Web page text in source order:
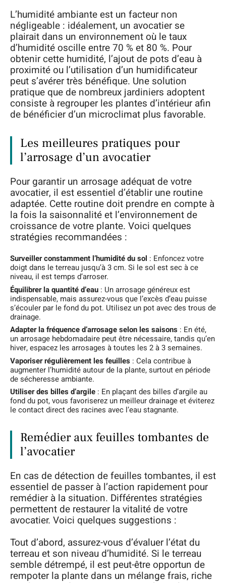
L’humidité ambiante est un facteur non
négligeable : idéalement, un avocatier se
plairait dans un environnement où le taux
d’humidité oscille entre 70 % et 80 %. Pour
obtenir cette humidité, l’ajout de pots d’eau à
proximité ou l’utilisation d’un humidificateur
peut s’avérer très bénéfique. Une solution
pratique que de nombreux jardiniers adoptent
consiste à regrouper les plantes d’intérieur afin
de bénéficier d’un microclimat plus favorable.
Les meilleures pratiques pour
l’arrosage d’un avocatier
Pour garantir un arrosage adéquat de votre
avocatier, il est essentiel d’établir une routine
adaptée. Cette routine doit prendre en compte à
la fois la saisonnalité et l’environnement de
croissance de votre plante. Voici quelques
stratégies recommandées :
Surveiller constamment l’humidité du sol : Enfoncez votre
doigt dans le terreau jusqu’à 3 cm. Si le sol est sec à ce
niveau, il est temps d’arroser.
Équilibrer la quantité d’eau : Un arrosage généreux est
indispensable, mais assurez-vous que l’excès d’eau puisse
s’écouler par le fond du pot. Utilisez un pot avec des trous de
drainage.
Adapter la fréquence d’arrosage selon les saisons : En été,
un arrosage hebdomadaire peut être nécessaire, tandis qu’en
hiver, espacez les arrosages à toutes les 2 à 3 semaines.
Vaporiser régulièrement les feuilles : Cela contribue à
augmenter l’humidité autour de la plante, surtout en période
de sécheresse ambiante.
Utiliser des billes d’argile : En plaçant des billes d’argile au
fond du pot, vous favoriserez un meilleur drainage et éviterez
le contact direct des racines avec l’eau stagnante.
Remédier aux feuilles tombantes de
l’avocatier
En cas de détection de feuilles tombantes, il est
essentiel de passer à l’action rapidement pour
remédier à la situation. Différentes stratégies
permettent de restaurer la vitalité de votre
avocatier. Voici quelques suggestions :
Tout d’abord, assurez-vous d’évaluer l’état du
terreau et son niveau d’humidité. Si le terreau
semble détrempé, il est peut-être opportun de
rempoter la plante dans un mélange frais, riche